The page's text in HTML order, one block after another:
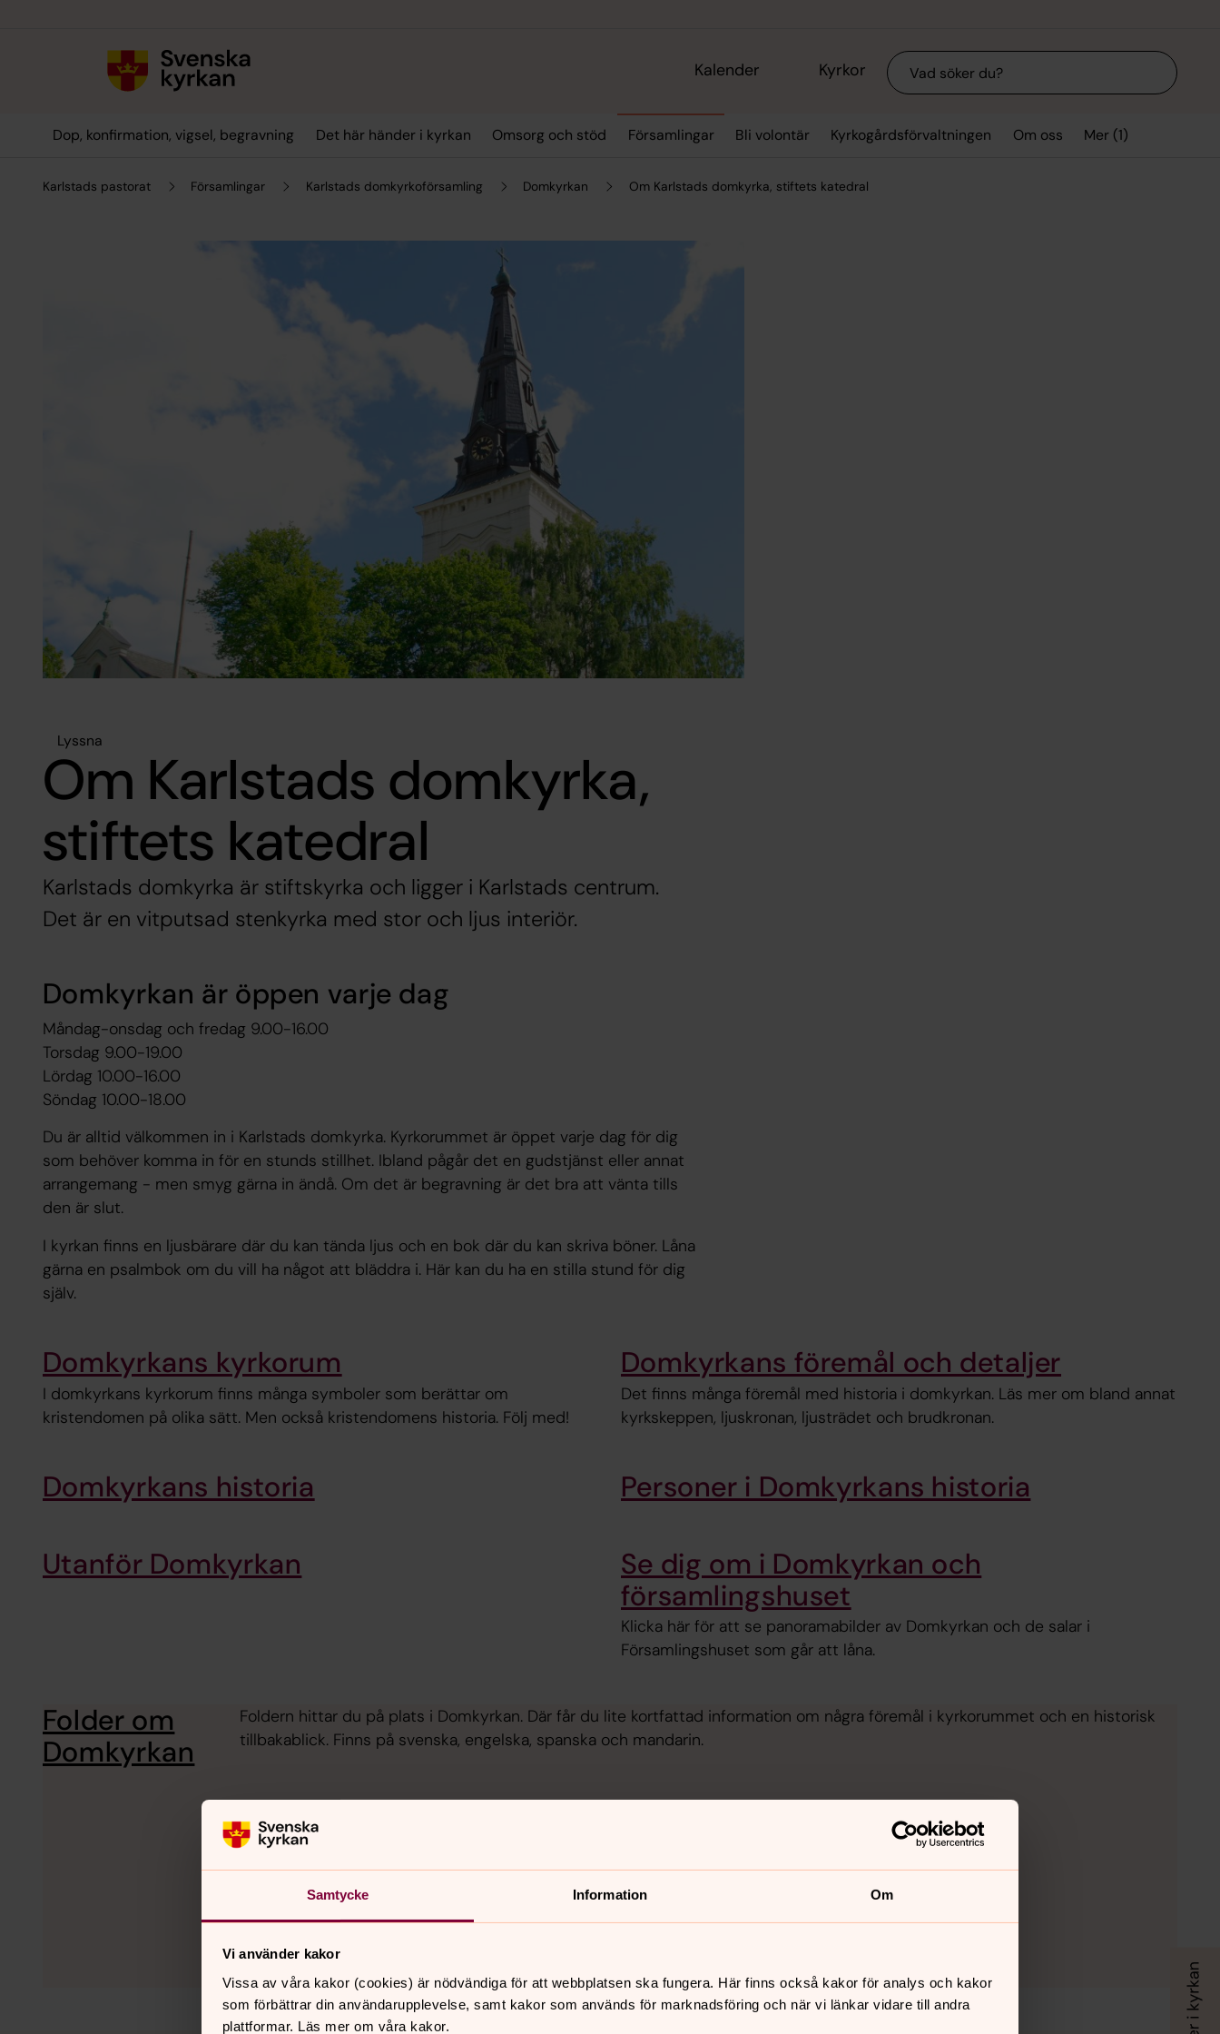
Samtycke Information Om
Vi använder kakor
Vissa av våra kakor (cookies) är nödvändiga för att webbplatsen ska fungera. Här finns också kakor för analys och kakor
som förbättrar din användarupplevelse, samt kakor som används för marknadsföring och när vi länkar vidare till andra
plattformar. Läs mer om våra kakor.
Kalender Kyrkor Sök
Dop, konfirmation, vigsel, begravning Det här händer i kyrkan Omsorg och stöd Församlingar Bli volontär Kyrkogårdsförvaltningen Om oss Mer (1)
Karlstads pastorat Församlingar Karlstads domkyrkoförsamling Domkyrkan Om Karlstads domkyrka, stiftets katedral
Lyssna
Om Karlstads domkyrka,
stiftets katedral
Karlstads domkyrka är stiftskyrka och ligger i Karlstads centrum.
Det är en vitputsad stenkyrka med stor och ljus interiör.
Domkyrkan är öppen varje dag
Måndag-onsdag och fredag 9.00-16.00
Torsdag 9.00-19.00
Lördag 10.00-16.00
Söndag 10.00-18.00
Du är alltid välkommen in i Karlstads domkyrka. Kyrkorummet är öppet varje dag för dig
som behöver komma in för en stunds stillhet. Ibland pågår det en gudstjänst eller annat
arrangemang - men smyg gärna in ändå. Om det är begravning är det bra att vänta tills
den är slut.
I kyrkan finns en ljusbärare där du kan tända ljus och en bok där du kan skriva böner. Låna
gärna en psalmbok om du vill ha något att bläddra i. Här kan du ha en stilla stund för dig
själv.
Domkyrkans kyrkorum
I domkyrkans kyrkorum finns många symboler som berättar om
kristendomen på olika sätt. Men också kristendomens historia. Följ med!
Domkyrkans föremål och detaljer
Det finns många föremål med historia i domkyrkan. Läs mer om bland annat
kyrkskeppen, ljuskronan, ljusträdet och brudkronan.
Domkyrkans historia Personer i Domkyrkans historia
Utanför Domkyrkan
Se dig om i Domkyrkan och
församlingshuset
Klicka här för att se panoramabilder av Domkyrkan och de salar i
Församlingshuset som går att låna.
Folder om
Domkyrkan
Foldern hittar du på plats i Domkyrkan. Där får du lite kortfattad information om några föremål i kyrkorummet och en historisk
tillbakablick. Finns på svenska, engelska, spanska och mandarin.